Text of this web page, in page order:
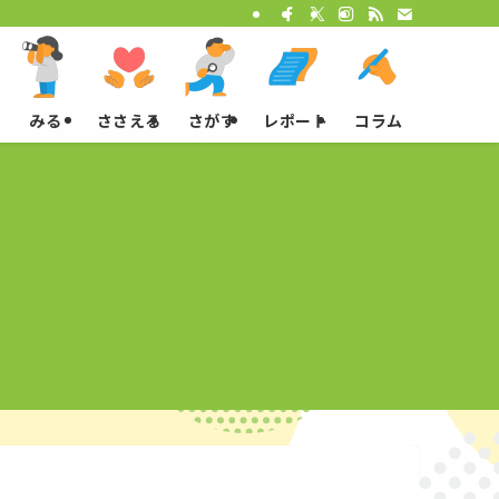
みる ささえる さがす レポート コラム